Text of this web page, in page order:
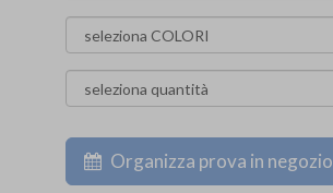
Organizza prova in negozio